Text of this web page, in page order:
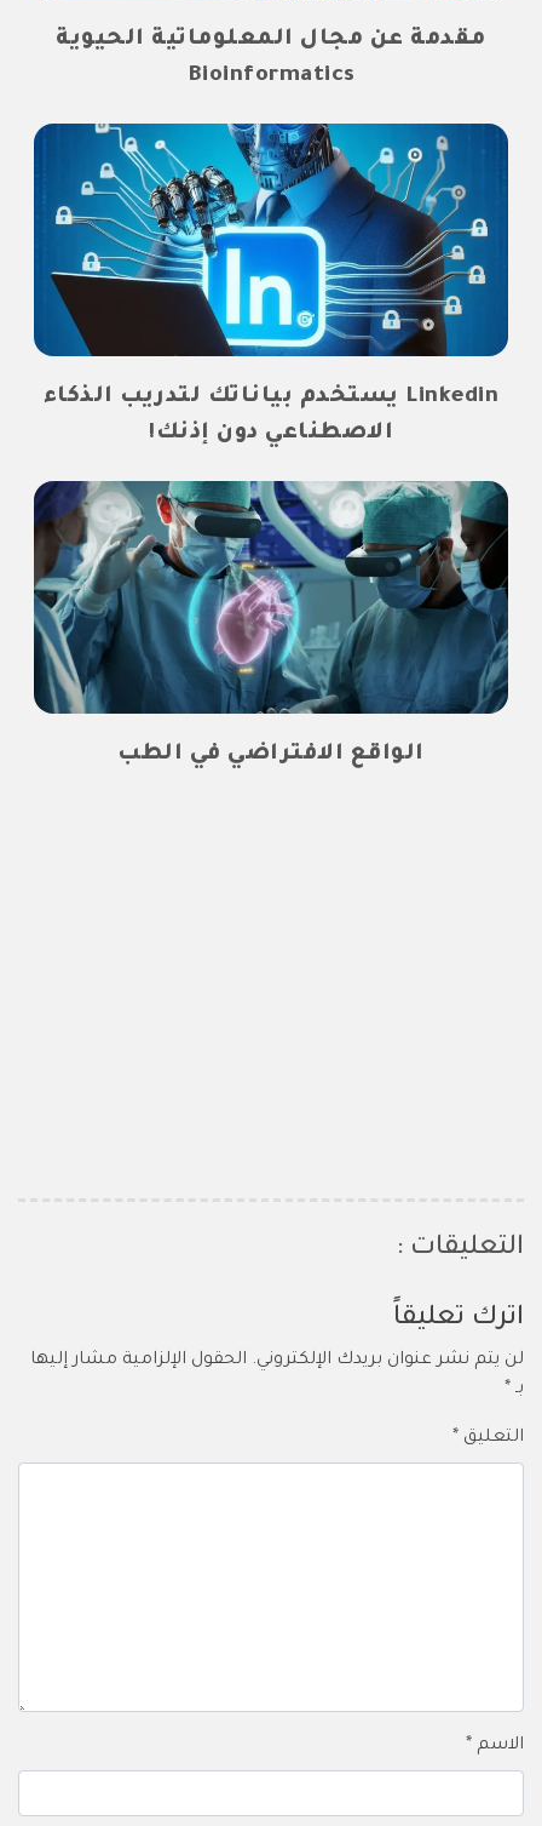
مقدمة عن مجال المعلوماتية الحيوية
Bioinformatics
Linkedin يستخدم بياناتك لتدريب الذكاء
الاصطناعي دون إذنك!
الواقع الافتراضي في الطب
التعليقات :
اترك تعليقاً
لن يتم نشر عنوان بريدك الإلكتروني. الحقول الإلزامية مشار إليها
بـ *
التعليق *
الاسم *